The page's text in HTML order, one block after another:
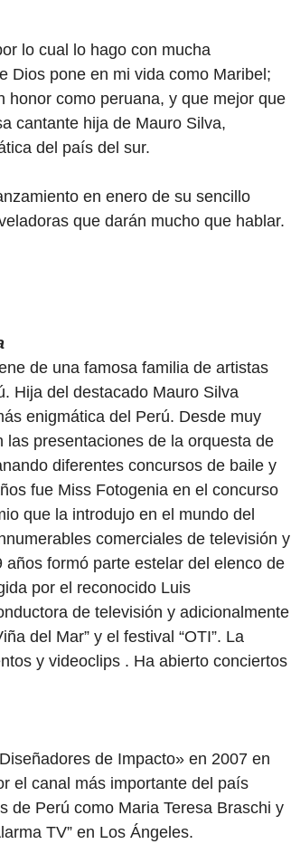
lo cual lo hago con mucha
Dios pone en mi vida como Maribel;
honor como peruana, y que mejor que
cantante hija de Mauro Silva,
del país del sur.
en enero de su sencillo
que darán mucho que hablar.
de una famosa familia de artistas
Hija del destacado Mauro Silva
enigmática del Perú. Desde muy
las presentaciones de la orquesta de
diferentes concursos de baile y
fue Miss Fotogenia en el concurso
que la introdujo en el mundo del
comerciales de televisión y
años formó parte estelar del elenco de
por el reconocido Luis
de televisión y adicionalmente
del Mar” y el festival “OTI”. La
y videoclips . Ha abierto conciertos
de Impacto» en 2007 en
el canal más importante del país
de Perú como Maria Teresa Braschi y
TV” en Los Ángeles.